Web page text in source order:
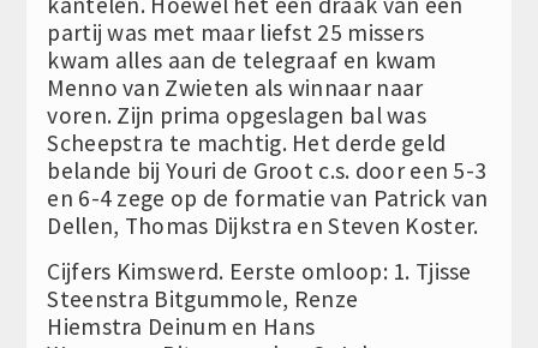
partij was met maar liefst 25 missers
kwam alles aan de telegraaf en kwam
Menno van Zwieten als winnaar naar
voren. Zijn prima opgeslagen bal was
Scheepstra te machtig. Het derde geld
belande bij Youri de Groot c.s. door een 5-3
en 6-4 zege op de formatie van Patrick van
Dellen, Thomas Dijkstra en Steven Koster.
Cijfers Kimswerd. Eerste omloop: 1. Tjisse
Steenstra Bitgummole, Renze
Hiemstra Deinum en Hans